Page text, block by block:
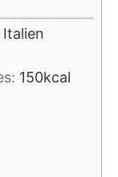
Italien
150kcal